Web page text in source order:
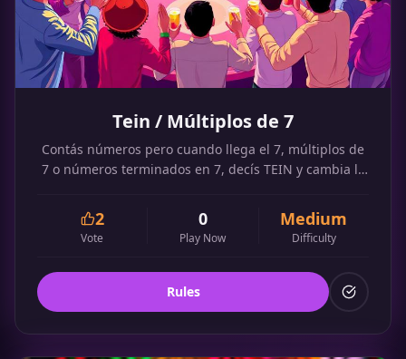
Tein / Múltiplos de 7
Contás números pero cuando llega el 7, múltiplos de
7 o números terminados en 7, decís TEIN y cambia la
2
Vote
0
Play Now
Medium
Difficulty
Rules